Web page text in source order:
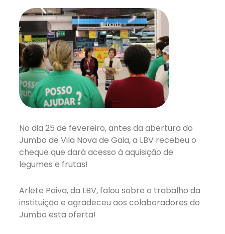
No dia 25 de fevereiro, antes da abertura do
Jumbo de Vila Nova de Gaia, a LBV recebeu o
cheque que dará acesso à aquisição de
legumes e frutas!
Arlete Paiva, da LBV, falou sobre o trabalho da
instituição e agradeceu aos colaboradores do
Jumbo esta oferta!